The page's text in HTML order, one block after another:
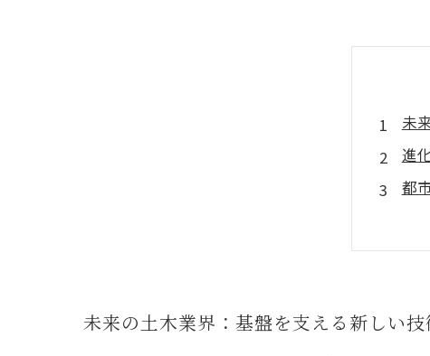
未
進
都
若
共
未来の土木業界：基盤を支える新しい技